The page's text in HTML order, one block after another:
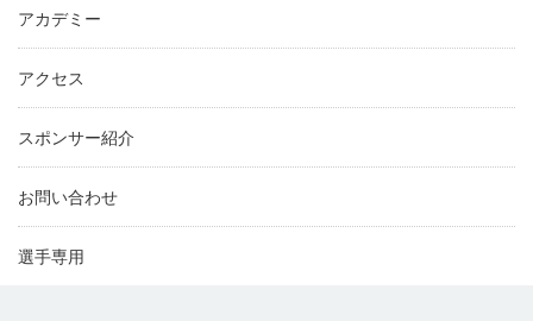
アカデミー
アクセス
スポンサー紹介
お問い合わせ
選手専用